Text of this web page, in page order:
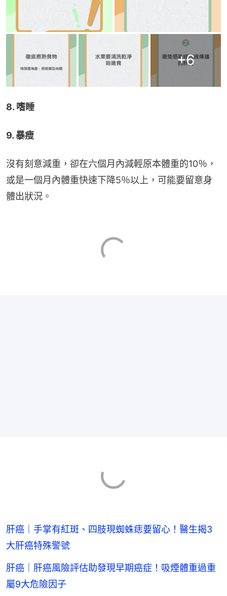
+6
8. 嗜睡
9. 暴瘦
沒有刻意減重，卻在六個月內減輕原本體重的10％，
或是一個月內體重快速下降5％以上，可能要留意身
體出狀況。
肝癌｜手掌有紅斑、四肢現蜘蛛痣要留心！醫生揭3
大肝癌特殊警號
肝癌｜肝癌風險評估助發現早期癌症！吸煙體重過重
屬9大危險因子